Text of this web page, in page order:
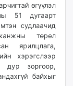
өгүүлэл
51 дугаарт
судлаачид
төрөл
ярилцлага,
хэрэгслээр
дур зоргоор,
байхыг